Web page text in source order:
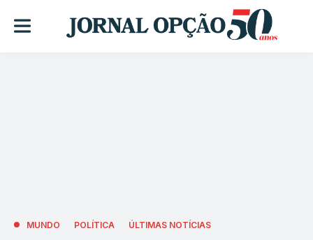
MUNDO POLÍTICA ÚLTIMAS NOTÍCIAS